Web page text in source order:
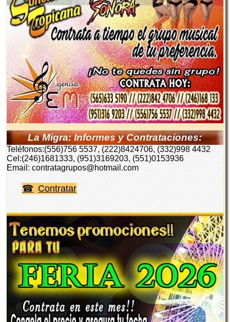
La Migra: Informes y Contrataciones:
Teléfonos:(556)756 5537, (222)8424706, (332)998 4432
Cel:(246)1681333, (951)3169203, (551)0153936
Email: contratagrupos@hotmail.com
Contratar